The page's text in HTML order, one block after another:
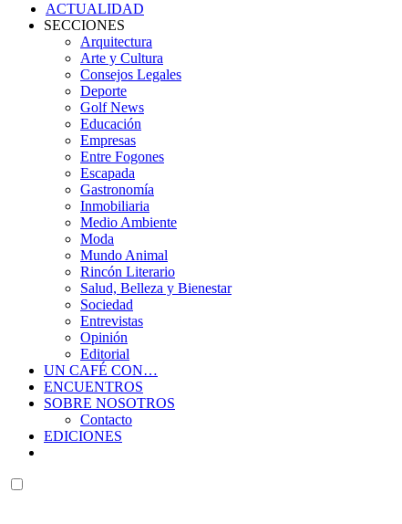
ACTUALIDAD
SECCIONES
Arquitectura
Arte y Cultura
Consejos Legales
Deporte
Golf News
Educación
Empresas
Entre Fogones
Escapada
Gastronomía
Inmobiliaria
Medio Ambiente
Moda
Mundo Animal
Rincón Literario
Salud, Belleza y Bienestar
Sociedad
Entrevistas
Opinión
Editorial
UN CAFÉ CON…
ENCUENTROS
SOBRE NOSOTROS
Contacto
EDICIONES